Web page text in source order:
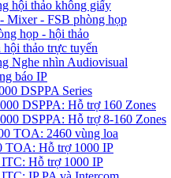
hội thảo không giấy
Mixer - FSB phòng họp
họp - hội thảo
hội thảo trực tuyến
Nghe nhìn Audiovisual
báo IP
DSPPA Series
DSPPA: Hỗ trợ 160 Zones
DSPPA: Hỗ trợ 8-160 Zones
TOA: 2460 vùng loa
TOA: Hỗ trợ 1000 IP
Hỗ trợ 1000 IP